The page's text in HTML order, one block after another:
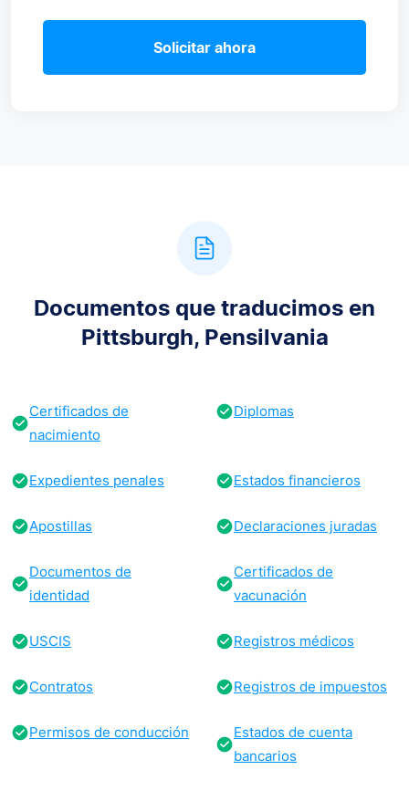
Solicitar ahora
Documentos que traducimos en
Pittsburgh, Pensilvania
Certificados de
nacimiento
Diplomas
Expedientes penales Estados financieros
Apostillas Declaraciones juradas
Documentos de
identidad
Certificados de
vacunación
USCIS Registros médicos
Contratos Registros de impuestos
Permisos de conducción
Estados de cuenta
bancarios